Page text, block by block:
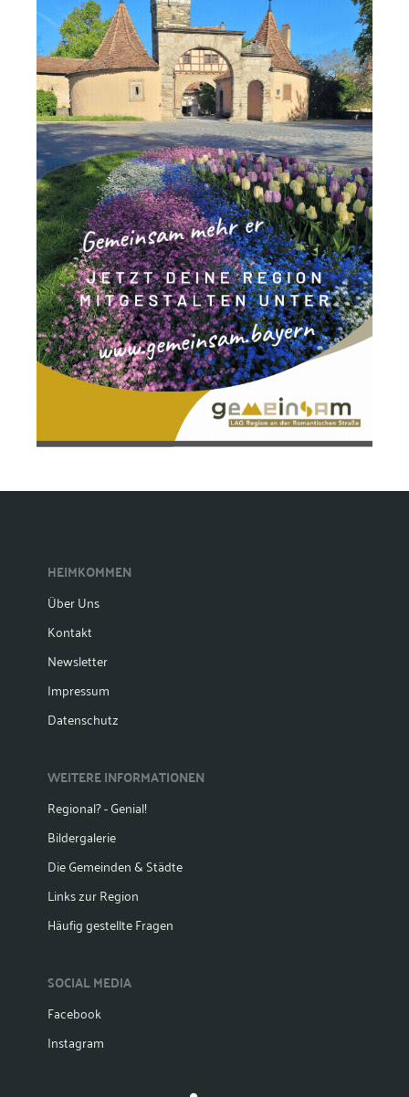
HEIMKOMMEN
Über Uns
Kontakt
Newsletter
Impressum
Datenschutz
WEITERE INFORMATIONEN
Regional? - Genial!
Bildergalerie
Die Gemeinden & Städte
Links zur Region
Häufig gestellte Fragen
SOCIAL MEDIA
Facebook
Instagram